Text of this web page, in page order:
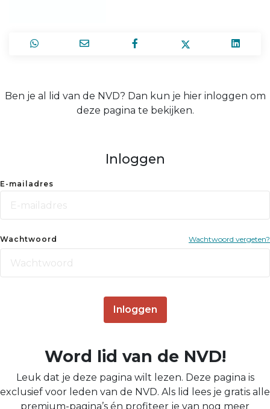
Ben je al lid van de NVD? Dan kun je hier inloggen om
deze pagina te bekijken.
Inloggen
E-mailadres
Wachtwoord Wachtwoord vergeten?
Inloggen
Word lid van de NVD!
Leuk dat je deze pagina wilt lezen. Deze pagina is
exclusief voor leden van de NVD. Als lid lees je gratis alle
premium-pagina’s én profiteer je van nog meer